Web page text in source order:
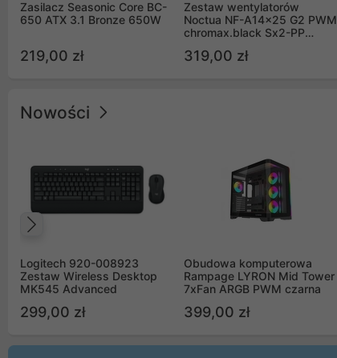
Zasilacz Seasonic Core BC-
650 ATX 3.1 Bronze 650W
219,00 zł
Zestaw wentylatorów
Noctua NF-A14x25 G2 PWM
chromax.black Sx2-PP
(2szt)
319,00 zł
Nowości
Logitech 920-008923
Zestaw Wireless Desktop
MK545 Advanced
299,00 zł
Obudowa komputerowa
Rampage LYRON Mid Tower
7xFan ARGB PWM czarna
399,00 zł